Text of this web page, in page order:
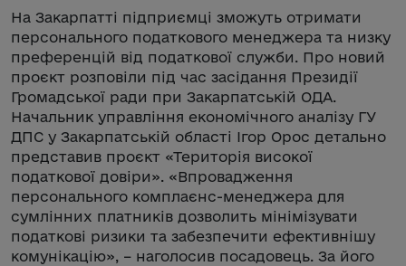
На Закарпатті підприємці зможуть отримати
персонального податкового менеджера та низку
преференцій від податкової служби. Про новий
проєкт розповіли під час засідання Президії
Громадської ради при Закарпатській ОДА.
Начальник управління економічного аналізу ГУ
ДПС у Закарпатській області Ігор Орос детально
представив проєкт «Територія високої
податкової довіри». «Впровадження
персонального комплаєнс-менеджера для
сумлінних платників дозволить мінімізувати
податкові ризики та забезпечити ефективнішу
комунікацію», – наголосив посадовець. За його